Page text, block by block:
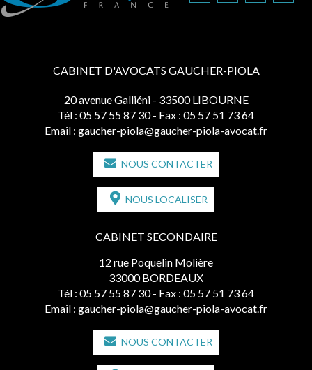
CABINET D'AVOCATS GAUCHER-PIOLA
20 avenue Galliéni - 33500 LIBOURNE
Tél : 05 57 55 87 30 - Fax : 05 57 51 73 64
Email : gaucher-piola@gaucher-piola-avocat.fr
NOUS CONTACTER
NOUS LOCALISER
CABINET SECONDAIRE
12 rue Poquelin Molière
33000 BORDEAUX
Tél : 05 57 55 87 30 - Fax : 05 57 51 73 64
Email : gaucher-piola@gaucher-piola-avocat.fr
NOUS CONTACTER